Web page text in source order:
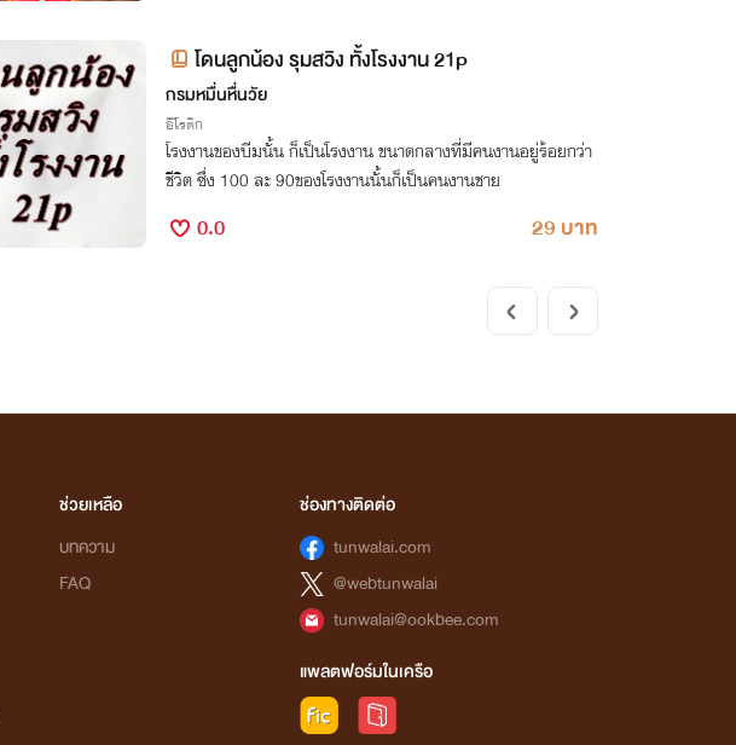
โดนลูกน้อง รุมสวิง ทั้งโรงงาน 21p
กรมหมื่นหื่นวัย
อีโรติก
โรงงานของบีมนั้น ก็เป็นโรงงาน ขนาดกลางที่มีคนงานอยู่ร้อยกว่า
ชีวิต ซึ่ง 100 ละ 90ของโรงงานนั้นก็เป็นคนงานชาย
0.0 29 บาท
ช่วยเหลือ
บทความ
FAQ
ช่องทางติดต่อ
tunwalai.com
@webtunwalai
tunwalai@ookbee.com
แพลตฟอร์มในเครือ